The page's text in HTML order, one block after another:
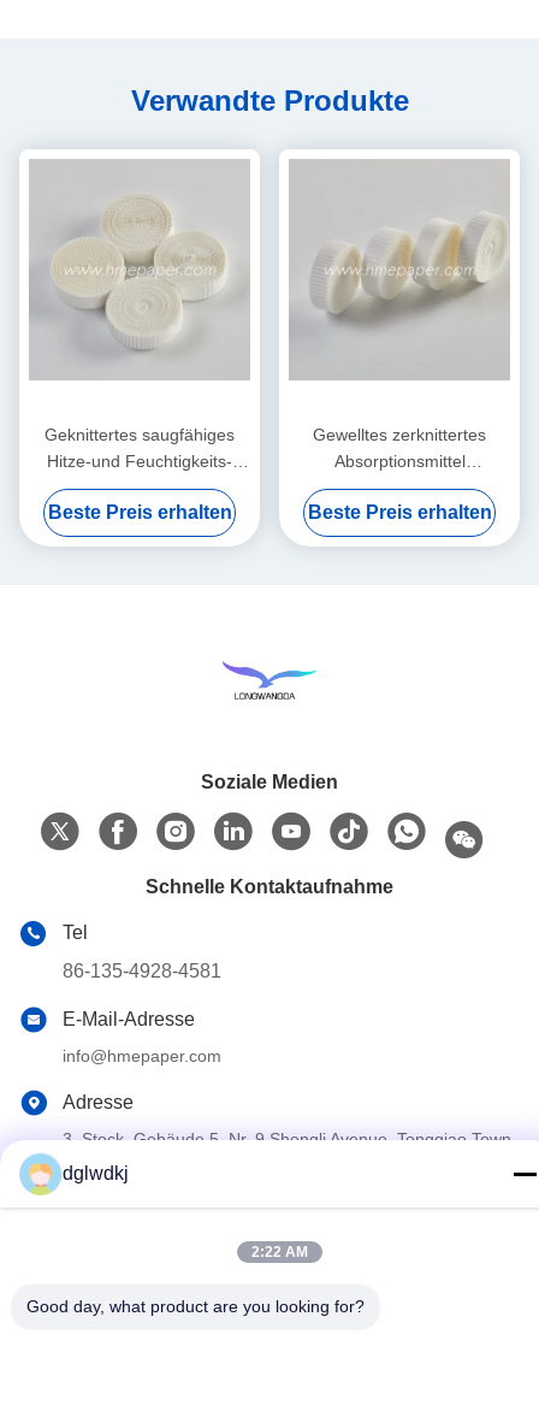
Verwandte Produkte
Geknittertes saugfähiges
Hitze-und Feuchtigkeits-
Austauscher-nass
Filterpapier-Element
Beste Preis erhalten
Gewelltes zerknittertes
Absorptionsmittel
Filterpapier-Hitze-und
Feuchtigkeits-Austausch
Beste Preis erhalten
Soziale Medien
Schnelle Kontaktaufnahme
Tel
86-135-4928-4581
E-Mail-Adresse
info@hmepaper.com
Adresse
3. Stock, Gebäude 5, Nr. 9 Shengli Avenue, Tongqiao Town,
Zhongkai High-Tech-Zone, Stadt Huizhou, Provinz
Guangdong, China
China gut Qualität hme Filterpapier Lieferant. Urheberrecht ©
dglwdkj
2:22 AM
Good day, what product are you looking for?